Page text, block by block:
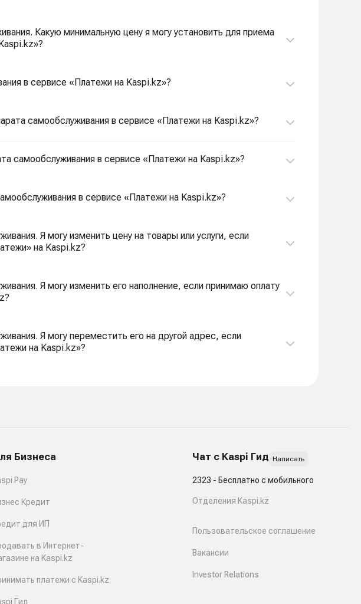
Какую минимальную цену я могу установить для приема
в сервисе «Платежи на Kaspi.kz»?
самообслуживания в сервисе «Платежи на Kaspi.kz»?
самообслуживания в сервисе «Платежи на Kaspi.kz»?
в сервисе «Платежи на Kaspi.kz»?
Я могу изменить цену на товары или услуги, если
на Kaspi.kz?
Я могу изменить его наполнение, если принимаю оплату
Я могу переместить его на другой адрес, если
на Kaspi.kz»?
Бизнеса
Pay
Кредит
для ИП
в Интернет-
на Kaspi.kz
платежи с Kaspi.kz
Гид
Чат с Kaspi Гид Написать
2323 - Бесплатно с мобильного
Отделения Kaspi.kz
Пользовательское соглашение
Вакансии
Investor Relations